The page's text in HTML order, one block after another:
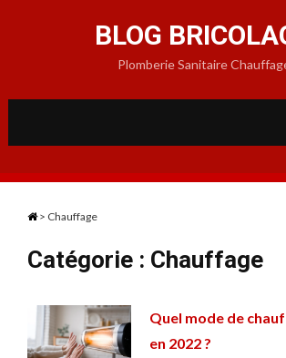
content
BLOG
Plomberie Sanitaire
> Chauffage
Catégorie : Chauffage
Quel mode de
en 2022 ?